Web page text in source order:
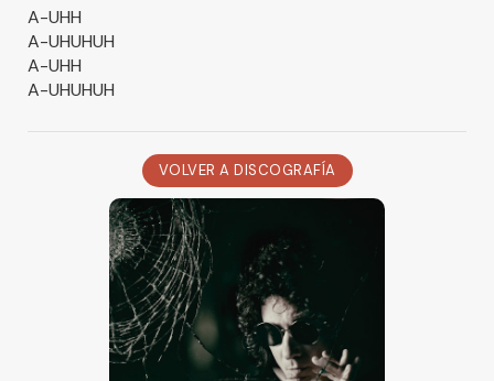
A-UHH
A-UHUHUH
A-UHH
A-UHUHUH
VOLVER A DISCOGRAFÍA